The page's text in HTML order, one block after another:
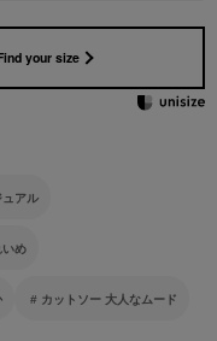
your size
ュアル
いめ
カットソー 大人なムード